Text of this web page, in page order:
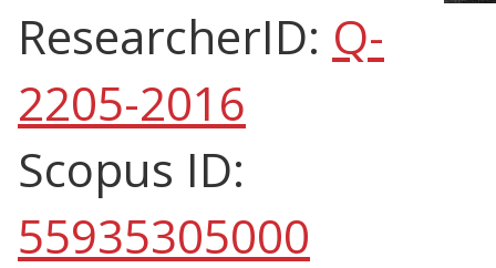
ResearcherID: Q-
2205-2016
Scopus ID:
55935305000